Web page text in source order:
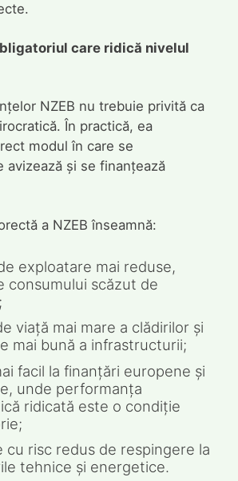
care ridică nivelul
NZEB nu trebuie privită ca
În practică, ea
modul în care se
avizează și se finanțează
a NZEB înseamnă:
exploatare mai reduse,
consumului scăzut de
viață mai mare a clădirilor și
mai bună a infrastructurii;
facil la finanțări europene și
unde performanța
ridicată este o condiție
cu risc redus de respingere la
tehnice și energetice.